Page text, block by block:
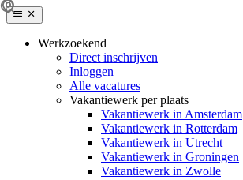
Werkzoekend
Direct inschrijven
Inloggen
Alle vacatures
Vakantiewerk per plaats
Vakantiewerk in Amsterdam
Vakantiewerk in Rotterdam
Vakantiewerk in Utrecht
Vakantiewerk in Groningen
Vakantiewerk in Zwolle